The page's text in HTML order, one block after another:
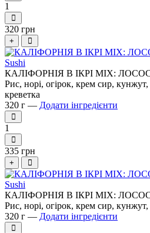
1
320 грн
+
КАЛІФОРНІЯ В ІКРІ MIX:
Рис, норі, огірок, крем сир, кунжут,
креветка
320 г — Додати інгредієнти
1
335 грн
+
КАЛІФОРНІЯ В ІКРІ MIX:
Рис, норі, огірок, крем сир, кунжут,
320 г — Додати інгредієнти